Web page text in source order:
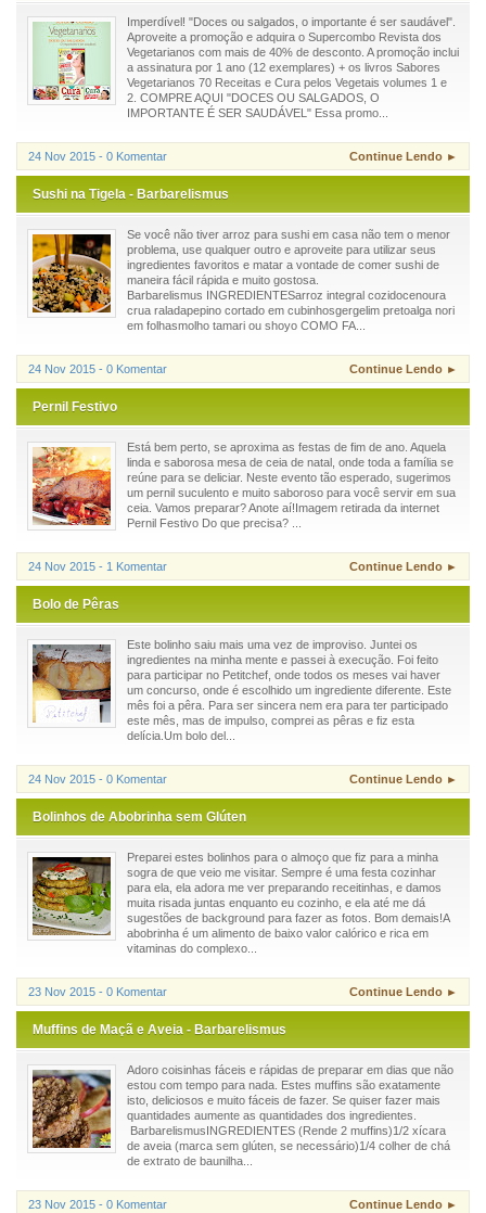
Imperdível! "Doces ou salgados, o importante é ser saudável".
Aproveite a promoção e adquira o Supercombo Revista dos
Vegetarianos com mais de 40% de desconto. A promoção inclui
a assinatura por 1 ano (12 exemplares) + os livros Sabores
Vegetarianos 70 Receitas e Cura pelos Vegetais volumes 1 e
2. COMPRE AQUI "DOCES OU SALGADOS, O
IMPORTANTE É SER SAUDÁVEL" Essa promo...
24 Nov 2015 - 0 Komentar Continue Lendo ►
Sushi na Tigela - Barbarelismus
Se você não tiver arroz para sushi em casa não tem o menor
problema, use qualquer outro e aproveite para utilizar seus
ingredientes favoritos e matar a vontade de comer sushi de
maneira fácil rápida e muito gostosa.
Barbarelismus INGREDIENTESarroz integral cozidocenoura
crua raladapepino cortado em cubinhosgergelim pretoalga nori
em folhasmolho tamari ou shoyo COMO FA...
24 Nov 2015 - 0 Komentar Continue Lendo ►
Pernil Festivo
Está bem perto, se aproxima as festas de fim de ano. Aquela
linda e saborosa mesa de ceia de natal, onde toda a família se
reúne para se deliciar. Neste evento tão esperado, sugerimos
um pernil suculento e muito saboroso para você servir em sua
ceia. Vamos preparar? Anote aí!Imagem retirada da internet
Pernil Festivo Do que precisa? ...
24 Nov 2015 - 1 Komentar Continue Lendo ►
Bolo de Pêras
Este bolinho saiu mais uma vez de improviso. Juntei os
ingredientes na minha mente e passei à execução. Foi feito
para participar no Petitchef, onde todos os meses vai haver
um concurso, onde é escolhido um ingrediente diferente. Este
mês foi a pêra. Para ser sincera nem era para ter participado
este mês, mas de impulso, comprei as pêras e fiz esta
delícia.Um bolo del...
24 Nov 2015 - 0 Komentar Continue Lendo ►
Bolinhos de Abobrinha sem Glúten
Preparei estes bolinhos para o almoço que fiz para a minha
sogra de que veio me visitar. Sempre é uma festa cozinhar
para ela, ela adora me ver preparando receitinhas, e damos
muita risada juntas enquanto eu cozinho, e ela até me dá
sugestões de background para fazer as fotos. Bom demais!A
abobrinha é um alimento de baixo valor calórico e rica em
vitaminas do complexo...
23 Nov 2015 - 0 Komentar Continue Lendo ►
Muffins de Maçã e Aveia - Barbarelismus
Adoro coisinhas fáceis e rápidas de preparar em dias que não
estou com tempo para nada. Estes muffins são exatamente
isto, deliciosos e muito fáceis de fazer. Se quiser fazer mais
quantidades aumente as quantidades dos ingredientes.
BarbarelismusINGREDIENTES (Rende 2 muffins)1/2 xícara
de aveia (marca sem glúten, se necessário)1/4 colher de chá
de extrato de baunilha...
23 Nov 2015 - 0 Komentar Continue Lendo ►